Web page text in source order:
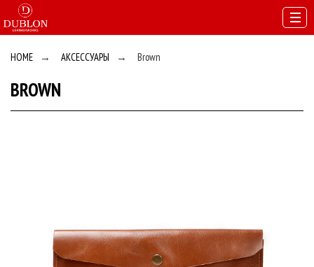
HOME → АКСЕССУАРЫ → Brown
BROWN